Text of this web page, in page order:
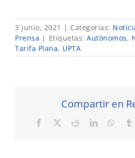
3 junio, 2021 | Categorías:
Prensa | Etiquetas: Autónomos,
Tarifa Plana, UPTA
Compartir en
Facebook RedditLinkedIn